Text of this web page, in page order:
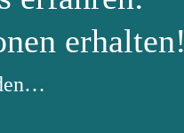
erhalten!